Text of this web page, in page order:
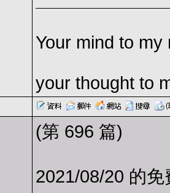
Your mind to my
your thought to
(第 696 篇)
2021/08/20 的